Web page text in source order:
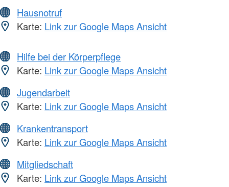
Hausnotruf
Karte: Link zur Google Maps Ansicht
Hilfe bei der Körperpflege
Karte: Link zur Google Maps Ansicht
Jugendarbeit
Karte: Link zur Google Maps Ansicht
Krankentransport
Karte: Link zur Google Maps Ansicht
Mitgliedschaft
Karte: Link zur Google Maps Ansicht